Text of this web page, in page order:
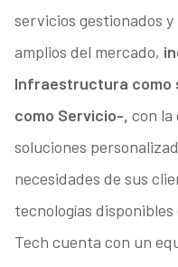
servicios gestionados
amplios del mercado,
Infraestructura como
como Servicio-, con la
soluciones
necesidades de sus
tecnologías
Tech cuenta con un